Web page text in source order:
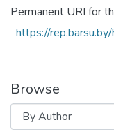
Permanent URI for
https://
Browse